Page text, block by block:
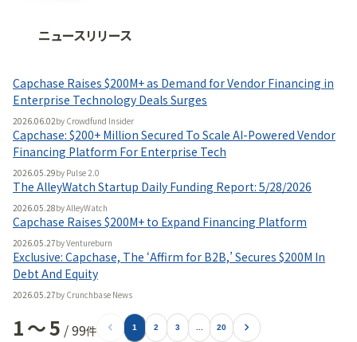
法人向け情報プラットフォーム
無料で使ってみる
ニュースリリース
Capchase Raises $200M+ as Demand for Vendor Financing in
Enterprise Technology Deals Surges
2026.06.02by Crowdfund Insider
Capchase: $200+ Million Secured To Scale AI-Powered Vendor
Financing Platform For Enterprise Tech
2026.05.29by Pulse 2.0
The AlleyWatch Startup Daily Funding Report: 5/28/2026
2026.05.28byAlleyWatch
Capchase Raises $200M+ to Expand Financing Platform
2026.05.27byVentureburn
Exclusive: Capchase, The ‘Affirm for B2B,’ Secures $200M In
Debt And Equity
2026.05.27by Crunchbase News
1〜5 /99件 1 2 3 20